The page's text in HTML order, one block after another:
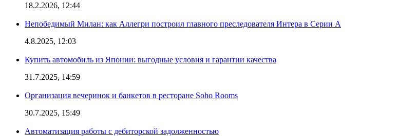
18.2.2026, 12:44
Непобедимый Милан: как Аллегри построил главного преследователя Интера в Серии А
4.8.2025, 12:03
Купить автомобиль из Японии: выгодные условия и гарантии качества
31.7.2025, 14:59
Организация вечеринок и банкетов в ресторане Soho Rooms
30.7.2025, 15:49
Автоматизация работы с дебиторской задолженностью